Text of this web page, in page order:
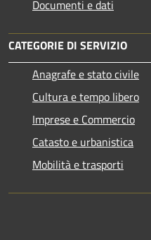
Documenti e dati
CATEGORIE DI SERVIZIO
Anagrafe e stato civile
Cultura e tempo libero
Imprese e Commercio
Catasto e urbanistica
Mobilità e trasporti